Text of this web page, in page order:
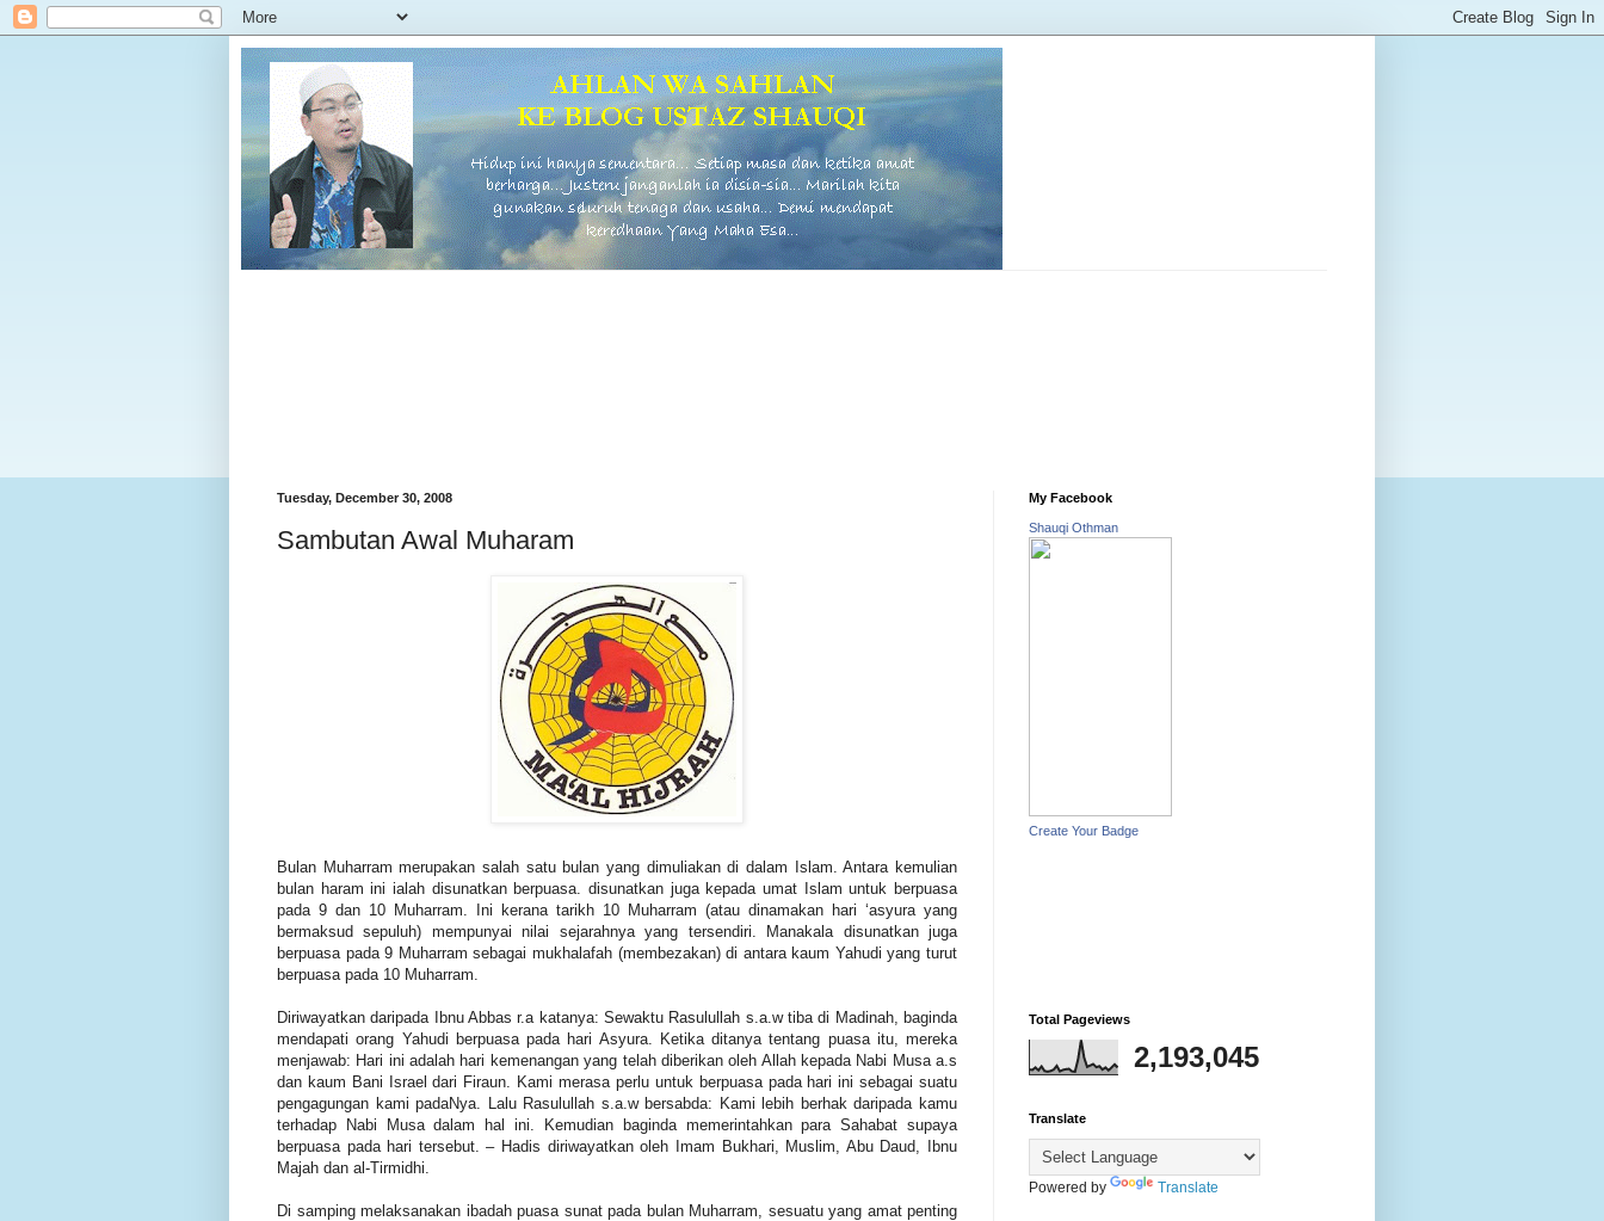
Tuesday, December 30, 2008
Sambutan Awal Muharam
Bulan Muharram merupakan salah satu bulan yang dimuliakan di dalam Islam. Antara kemulian
bulan haram ini ialah disunatkan berpuasa. disunatkan juga kepada umat Islam untuk berpuasa
pada 9 dan 10 Muharram. Ini kerana tarikh 10 Muharram (atau dinamakan hari ‘asyura yang
bermaksud sepuluh) mempunyai nilai sejarahnya yang tersendiri. Manakala disunatkan juga
berpuasa pada 9 Muharram sebagai mukhalafah (membezakan) di antara kaum Yahudi yang turut
berpuasa pada 10 Muharram.
Diriwayatkan daripada Ibnu Abbas r.a katanya: Sewaktu Rasulullah s.a.w tiba di Madinah, baginda
mendapati orang Yahudi berpuasa pada hari Asyura. Ketika ditanya tentang puasa itu, mereka
menjawab: Hari ini adalah hari kemenangan yang telah diberikan oleh Allah kepada Nabi Musa a.s
dan kaum Bani Israel dari Firaun. Kami merasa perlu untuk berpuasa pada hari ini sebagai suatu
pengagungan kami padaNya. Lalu Rasulullah s.a.w bersabda: Kami lebih berhak daripada kamu
terhadap Nabi Musa dalam hal ini. Kemudian baginda memerintahkan para Sahabat supaya
berpuasa pada hari tersebut. – Hadis diriwayatkan oleh Imam Bukhari, Muslim, Abu Daud, Ibnu
Majah dan al-Tirmidhi.
Di samping melaksanakan ibadah puasa sunat pada bulan Muharram, sesuatu yang amat penting
My Facebook
Shauqi Othman
Create Your Badge
Total Pageviews
2,193,045
Translate
Powered by Translate